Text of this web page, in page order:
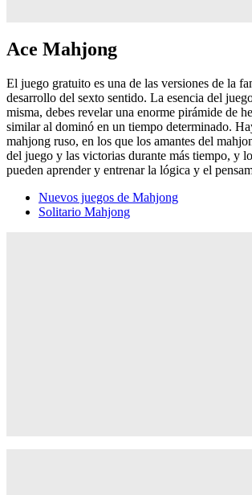
Ace Mahjong
El juego gratuito es una de las versiones de la
desarrollo del sexto sentido. La esencia del
misma, debes revelar una enorme pirámide de
similar al dominó en un tiempo determinado.
mahjong ruso, en los que los amantes del
del juego y las victorias durante más tiempo, y
pueden aprender y entrenar la lógica y el
Nuevos juegos de Mahjong
Solitario Mahjong